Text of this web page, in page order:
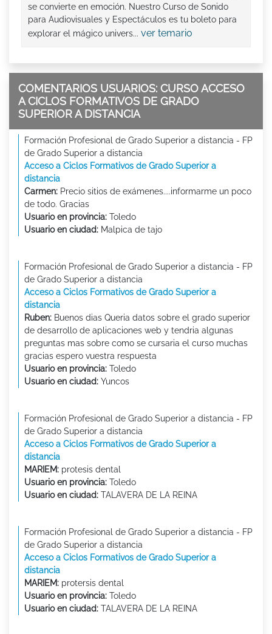
se convierte en emoción. Nuestro Curso de Sonido
para Audiovisuales y Espectáculos es tu boleto para
explorar el mágico univers... ver temario
COMENTARIOS USUARIOS: CURSO ACCESO
A CICLOS FORMATIVOS DE GRADO
SUPERIOR A DISTANCIA
Formación Profesional de Grado Superior a distancia - FP
de Grado Superior a distancia
Acceso a Ciclos Formativos de Grado Superior a
distancia
Carmen: Precio sitios de exámenes....informarme un poco
de todo. Gracias
Usuario en provincia: Toledo
Usuario en ciudad: Malpica de tajo
Formación Profesional de Grado Superior a distancia - FP
de Grado Superior a distancia
Acceso a Ciclos Formativos de Grado Superior a
distancia
Ruben: Buenos dias Queria datos sobre el grado superior
de desarrollo de aplicaciones web y tendria algunas
preguntas mas sobre como se cursaria el curso muchas
gracias espero vuestra respuesta
Usuario en provincia: Toledo
Usuario en ciudad: Yuncos
Formación Profesional de Grado Superior a distancia - FP
de Grado Superior a distancia
Acceso a Ciclos Formativos de Grado Superior a
distancia
MARIEM: protesis dental
Usuario en provincia: Toledo
Usuario en ciudad: TALAVERA DE LA REINA
Formación Profesional de Grado Superior a distancia - FP
de Grado Superior a distancia
Acceso a Ciclos Formativos de Grado Superior a
distancia
MARIEM: protersis dental
Usuario en provincia: Toledo
Usuario en ciudad: TALAVERA DE LA REINA